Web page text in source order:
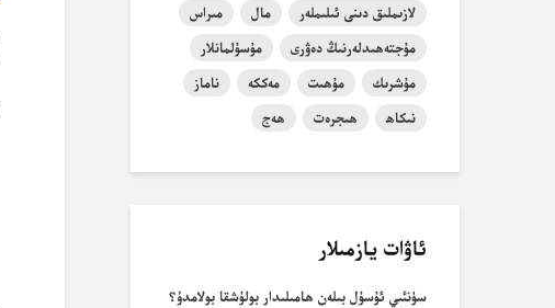
لازىملىق دىنى ئىلىملەر
مال
مىراس
مۇجتەھىدلەرنىڭ دەۋرى
مۇسۇلمانلار
مۇشرىك
مۇھىت مەككە
ناماز
نىكاھ
ھىجرەت ھەج
ئاۋات يازمىلار
سۈنئىي ئۇسۇل بىلەن ھامىلىدار بولۇشقا بولامدۇ؟